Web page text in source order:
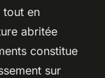
tout en
abritée
constitue
sur